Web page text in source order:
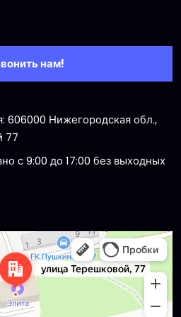
нам!
606000 Нижегородская обл.,
77
с 9:00 до 17:00 без выходных
Maps